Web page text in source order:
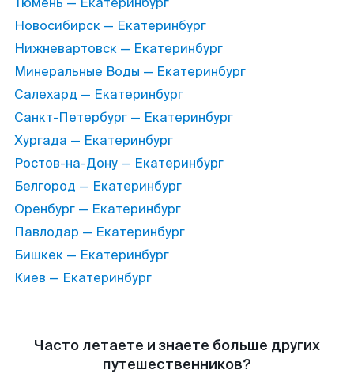
Новосибирск — Екатеринбург
Нижневартовск — Екатеринбург
Минеральные Воды — Екатеринбург
Салехард — Екатеринбург
Санкт-Петербург — Екатеринбург
Хургада — Екатеринбург
Ростов-на-Дону — Екатеринбург
Белгород — Екатеринбург
Оренбург — Екатеринбург
Павлодар — Екатеринбург
Бишкек — Екатеринбург
Киев — Екатеринбург
Часто летаете и знаете больше других
путешественников?